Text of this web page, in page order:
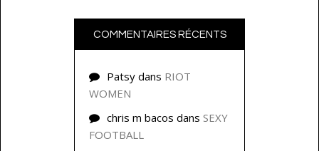
COMMENTAIRES RÉCENTS
Patsy dans RIOT
WOMEN
chris m bacos dans SEXY
FOOTBALL